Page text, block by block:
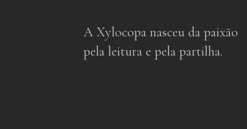
A Xylocopa nasceu da paixão
pela leitura e pela partilha.